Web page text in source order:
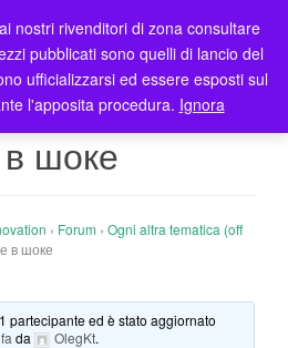
T
o
g
l
a
шоке
› Forum › Ogni altra tematica (off
в шоке
partecipante ed è stato aggiornato
da OlegKt.
nostri rivenditori di zona consultare
pubblicati sono quelli di lancio del
ufficializzarsi ed essere esposti sul
l'apposita procedura. Ignora